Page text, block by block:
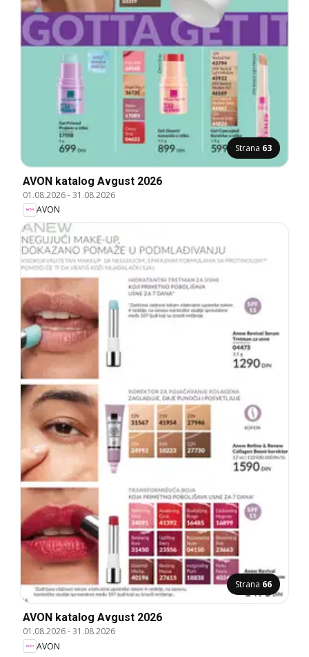
Strana 63
AVON katalog Avgust 2026
01.08.2026-31.08.2026
AVON
Strana 66
AVON katalog Avgust 2026
01.08.2026-31.08.2026
AVON